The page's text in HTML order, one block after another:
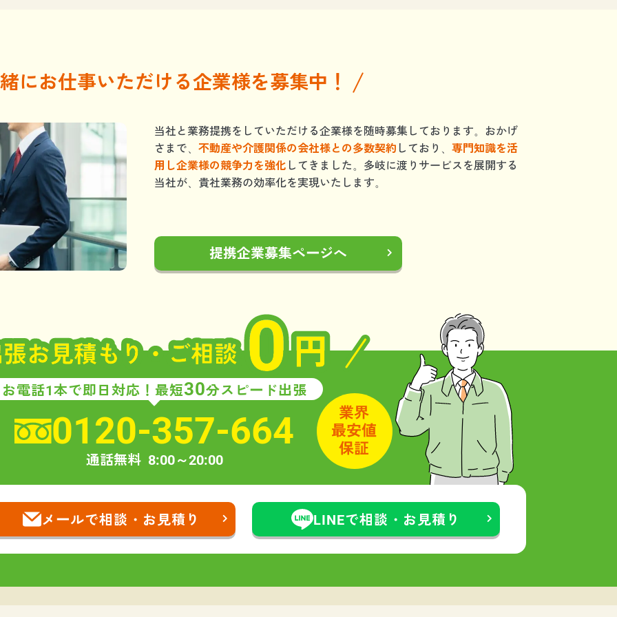
にお仕事いただける企業様を募集中！
当社と業務提携をしていただける企業様を随時募集しております。おかげ
さまで、 不動産や介護関係の会社様との多数契約 しており、 専門知識を活
用し企業様の競争力を強化 してきました。多岐に渡りサービスを展開する
当社が、貴社業務の効率化を実現いたします。
提携企業募集ページへ
お電話1本で即日対応！ 最短30分スピード出張
0120-357-664
通話無料 8:00～20:00
メールで相談・お見積り LINEで相談・お見積り